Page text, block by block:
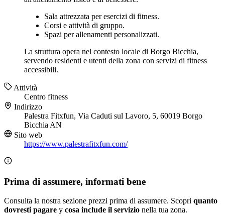
Sala attrezzata per esercizi di fitness.
Corsi e attività di gruppo.
Spazi per allenamenti personalizzati.
La struttura opera nel contesto locale di Borgo Bicchia,
servendo residenti e utenti della zona con servizi di fitness
accessibili.
Attività
Centro fitness
Indirizzo
Palestra Fitxfun, Via Caduti sul Lavoro, 5, 60019 Borgo
Bicchia AN
Sito web
https://www.palestrafitxfun.com/
Prima di assumere, informati bene
Consulta la nostra sezione prezzi prima di assumere. Scopri quanto
dovresti pagare y cosa include il servizio nella tua zona.